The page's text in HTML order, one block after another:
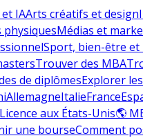
IAArts créatifs et design
physiquesMédias et
Sport, bien-être et
Trouver des MBA
de diplômesExplorer
AllemagneItalieFrance
aux États-Unis🌎
une bourseComment